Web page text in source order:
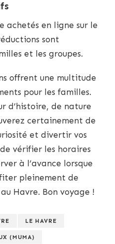
achetés en ligne sur le
sont
et les groupes.
offrent une multitude
pour les familles.
d’histoire, de nature
certainement de
et divertir vos
vérifier les horaires
à l’avance lorsque
pleinement de
Havre. Bon voyage !
LE HAVRE
(MUMA)